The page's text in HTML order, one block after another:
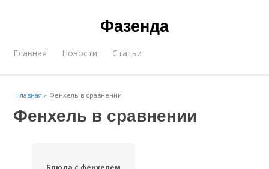
Фазенда
Главная Новости Статьи
Главная » Фенхель в сравнении
Фенхель в сравнении